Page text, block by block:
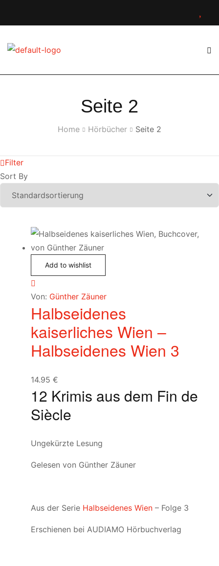
Seite 2
Home Hörbücher Seite 2
Filter
Sort By
Add to wishlist
Von: Günther Zäuner
Halbseidenes
kaiserliches Wien –
Halbseidenes Wien 3
14.95 €
12 Krimis aus dem Fin de
Siècle
Ungekürzte Lesung
Gelesen von Günther Zäuner
Aus der Serie Halbseidenes Wien – Folge 3
Erschienen bei AUDIAMO Hörbuchverlag